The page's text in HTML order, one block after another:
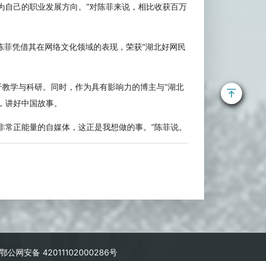
己的职业发展方向。”对陈菲来说，相比收获百万
凭借其在网络文化领域的表现，荣获“湖北好网民
学与科研。同时，作为具有影响力的博主与“湖北
好中国故事。
正能量的自媒体，这正是我想做的事。”陈菲说。
鄂公网安备 42011102000286号